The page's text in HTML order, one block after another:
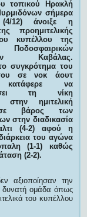
τοπικού Ηρακλή
σήμερα
(4/12) άνοιξε η
προημιτελικής
κυπέλλου της
Καβάλας.
συγκρότημα του
σε νοκ άουτ
να
τη νίκη
στην ημιτελική
βάρος των
στην διαδικασία
(4-2) αφού η
του αγώνα
(1-1) καθώς
(2-2).
αξιοποίησαν την
δυνατή ομάδα όπως
του κυπέλλου